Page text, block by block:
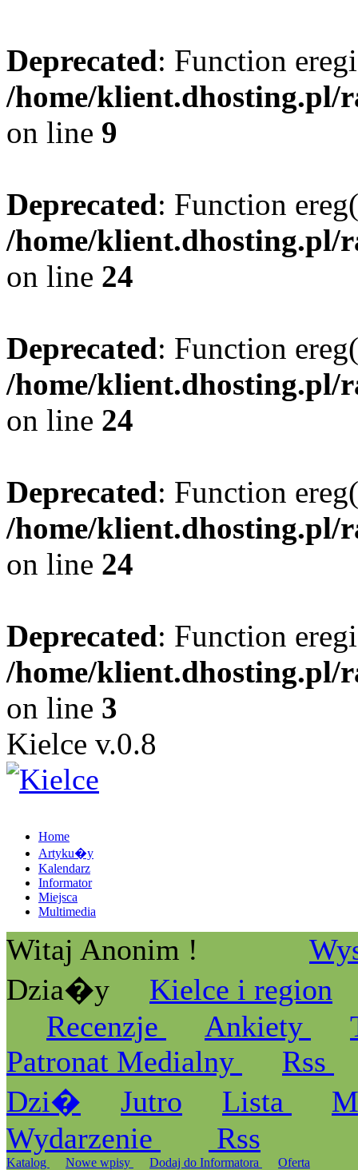
Deprecated: Function
/home/klient.dhosting.pl/
on line 9
Deprecated: Function
/home/klient.dhosting.pl/
on line 24
Deprecated: Function
/home/klient.dhosting.pl/
on line 24
Deprecated: Function
/home/klient.dhosting.pl/
on line 24
Deprecated: Function
/home/
on line 3
Kielce v.0.8
Home
Artyku�y
Kalendarz
Informator
Miejsca
Multimedia
Witaj Anonim !
Dzia�y
Kielce i region
Recenzje
Ankiety
Patronat Medialny
Rss
Dzi�
Jutro Lista
Wydarzenie
Rss
Katalog Nowe wpisy Dodaj do Informatora Oferta